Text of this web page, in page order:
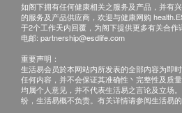
如有争议，健康网购
留最后决定权。
免责声明：
所有健康检查/服务并非
途。当阁下身体健康出现任
如阁下拥有任何健康相关之服务及产品，并有
的服务及产品供应商，欢迎与健康网购
于2个工作天内回覆，为阁下提供更多有关合作
电邮: partnership@esdlife.com
重要声明：
生活易会员於本网站内所发表的全部内容为即
任何内容，并不会保证其准确性丶完整性及质
均属个人意见，并不代表生活易之言论及立场
纷，生活易概不负责。有关详情请参阅生活易的